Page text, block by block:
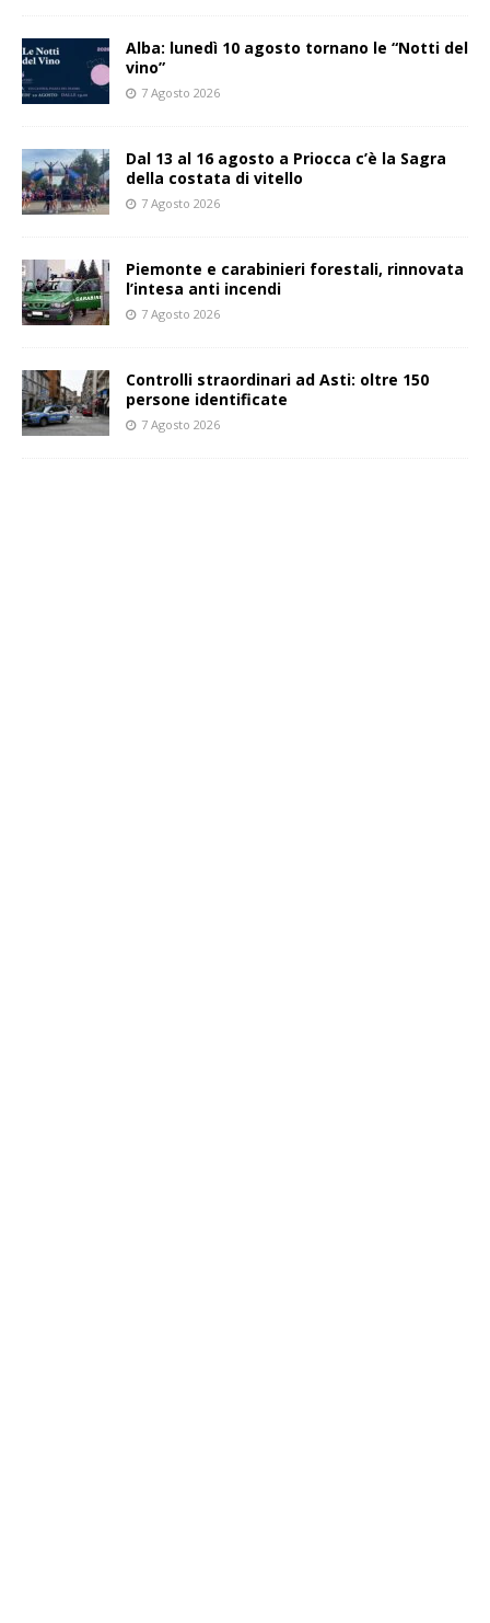
Alba: lunedì 10 agosto tornano le “Notti del
vino”
7 Agosto 2026
Dal 13 al 16 agosto a Priocca c’è la Sagra
della costata di vitello
7 Agosto 2026
Piemonte e carabinieri forestali, rinnovata
l’intesa anti incendi
7 Agosto 2026
Controlli straordinari ad Asti: oltre 150
persone identificate
7 Agosto 2026